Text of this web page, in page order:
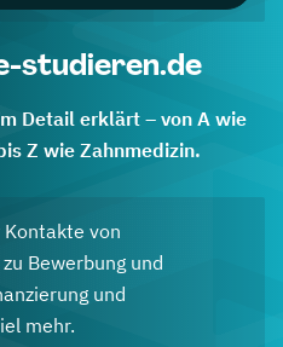
studieren.de
Detail erklärt – von A wie
Z wie Zahnmedizin.
von
Bewerbung und
und
mehr.